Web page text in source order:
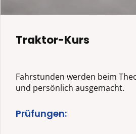
Traktor-Kurs
Fahrstunden werden beim
und persönlich ausgemacht.
Prüfungen: